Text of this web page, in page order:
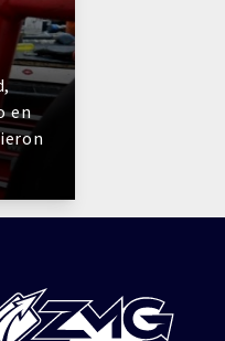
en